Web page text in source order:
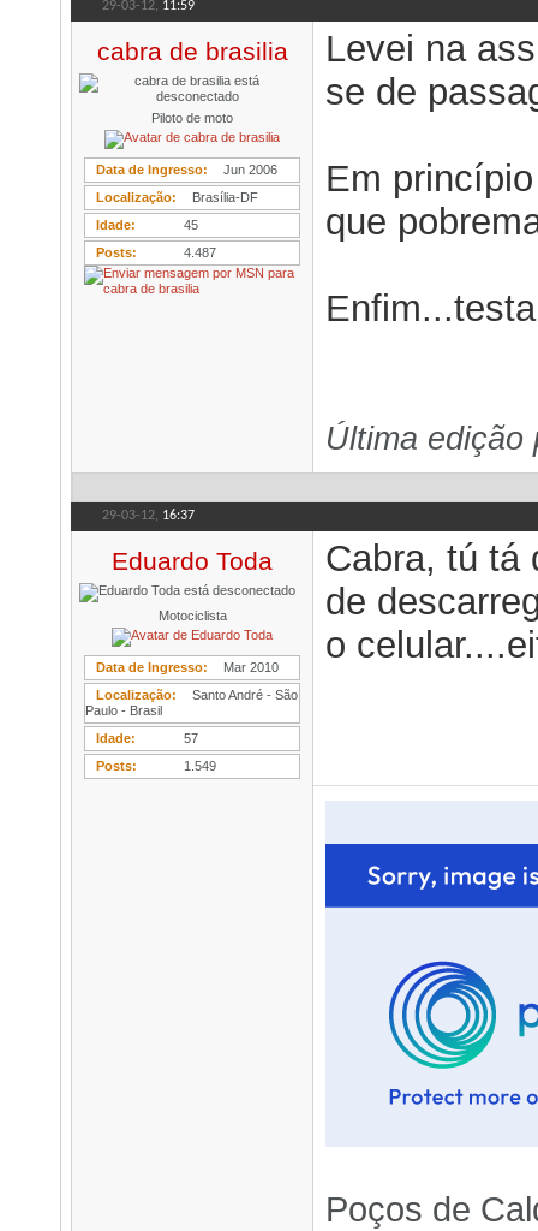
29-03-12, 11:59
cabra de brasilia
Piloto de moto
Data de Ingresso
Jun 2006
Localização
Brasília-DF
Idade
45
Posts
4.487
Levei na
se de
Em
que
Última
29-03-12, 16:37
Eduardo Toda
Motociclista
Data de Ingresso
Mar 2010
Localização
Santo André - São
Paulo - Brasil
Idade
57
Posts
1.549
Cabra, tú tá
de
o
Poços de